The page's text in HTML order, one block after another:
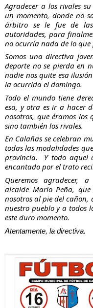
Agradecer a los rivales
un momento, donde no
árbitro se le fue de
autoridades, para
no ocurría nada de lo que
Somos una directiva
deporte no se pierda en
nadie nos quite esa
la ocurrida el domingo.
Todo el mundo tiene
esa, y otra es ir a hacer
nosotros, que éramos
sino también los rivales.
En Calañas se celebran
todas las modalidades
provincia.  Y todo aquel
encantado por el trato
Queremos agradecer,
alcalde Mario Peña,
nosotros al pie del cañon,
nuestro pueblo y a todos
este duro momento.
Atentamente, la directiva.